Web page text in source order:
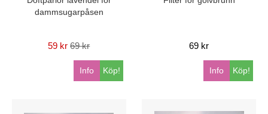
dammsugarpåsen
59 kr 69 kr
Köp!
Info
69 kr
Köp!
Info